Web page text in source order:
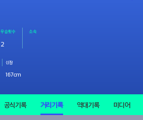
우승횟수
2
소속
신장
167cm
공식기록 거리기록 역대기록 미디어